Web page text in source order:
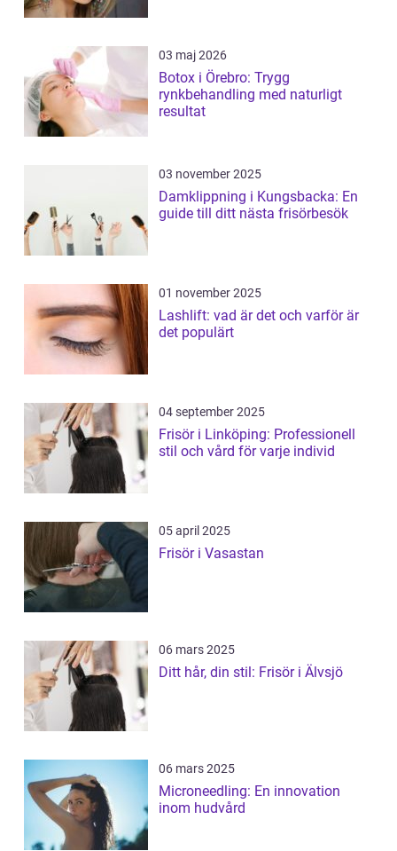
03 maj 2026
Botox i Örebro: Trygg
rynkbehandling med naturligt
resultat
03 november 2025
Damklippning i Kungsbacka: En
guide till ditt nästa frisörbesök
01 november 2025
Lashlift: vad är det och varför är
det populärt
04 september 2025
Frisör i Linköping: Professionell
stil och vård för varje individ
05 april 2025
Frisör i Vasastan
06 mars 2025
Ditt hår, din stil: Frisör i Älvsjö
06 mars 2025
Microneedling: En innovation
inom hudvård